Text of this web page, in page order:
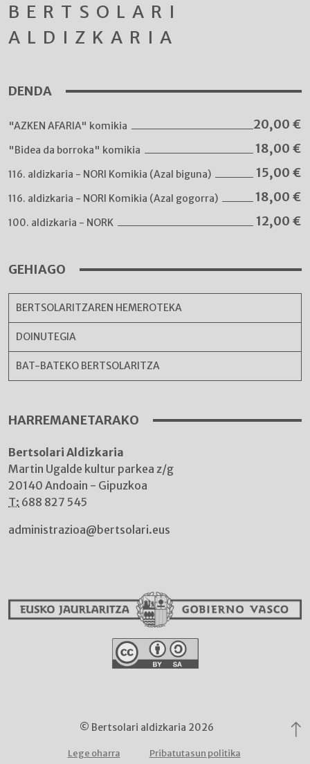
BERTSOLARI
ALDIZKARIA
DENDA
"AZKEN AFARIA" komikia 20,00 €
"Bidea da borroka" komikia 18,00 €
116. aldizkaria - NORI Komikia (Azal biguna) 15,00 €
116. aldizkaria - NORI Komikia (Azal gogorra) 18,00 €
100. aldizkaria - NORK 12,00 €
GEHIAGO
BERTSOLARITZAREN HEMEROTEKA
DOINUTEGIA
BAT-BATEKO BERTSOLARITZA
HARREMANETARAKO
Bertsolari Aldizkaria
Martin Ugalde kultur parkea z/g
20140 Andoain - Gipuzkoa
T: 688 827 545
administrazioa@bertsolari.eus
© Bertsolari aldizkaria 2026
Lege oharra
Pribatutasun politika